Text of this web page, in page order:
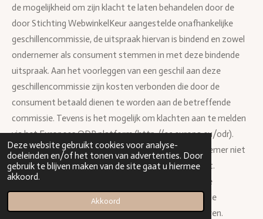
Deze website gebruikt cookies voor analyse-
doeleinden en/of het tonen van advertenties. Door
gebruik te blijven maken van de site gaat u hiermee
akkoord.
Akkoord
de mogelijkheid om zijn klacht te laten behandelen door de
door Stichting WebwinkelKeur aangestelde onafhankelijke
geschillencommissie, de uitspraak hiervan is bindend en zowel
ondernemer als consument stemmen in met deze bindende
uitspraak. Aan het voorleggen van een geschil aan deze
geschillencommissie zijn kosten verbonden die door de
consument betaald dienen te worden aan de betreffende
commissie. Tevens is het mogelijk om klachten aan te melden
via het Europees ODR platform (http://ec.europa.eu/odr).
6. Een klacht schort de verplichtingen van de ondernemer niet
op, tenzij de ondernemer schriftelijk anders aangeeft.
7. Indien een klacht gegrond wordt bevonden door de
ondernemer, zal de ondernemer naar haar keuze of de
geleverde producten kosteloos vervangen of repareren.